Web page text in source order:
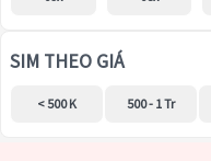
SIM THEO GIÁ
< 500 K 500 - 1 Tr